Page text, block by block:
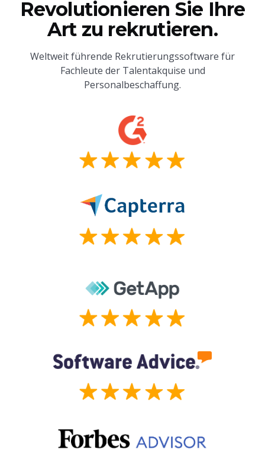
Revolutionieren Sie Ihre
Art zu rekrutieren.
Weltweit führende Rekrutierungssoftware für
Fachleute der Talentakquise und
Personalbeschaffung.